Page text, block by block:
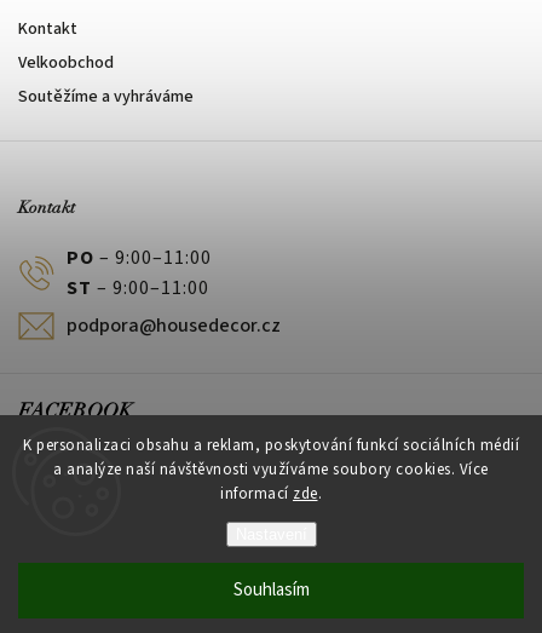
K personalizaci obsahu a reklam, poskytování funkcí sociálních médií
a analýze naší návštěvnosti využíváme soubory cookies. Více
informací zde.
Souhlasím
Kontakt
Velkoobchod
Soutěžíme a vyhráváme
Kontakt
PO – 9:00–11:00
ST – 9:00–11:00
podpora@housedecor.cz
FACEBOOK